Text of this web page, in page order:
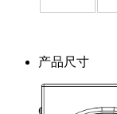
产品尺寸